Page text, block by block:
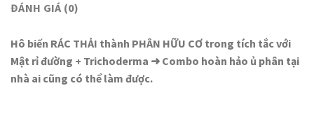
ĐÁNH GIÁ (0)
Hô biến RÁC THẢI thành PHÂN HỮU CƠ trong tích tắc với
Mật rỉ đường + Trichoderma ➜ Combo hoàn hảo ủ phân tại
nhà ai cũng có thể làm được.